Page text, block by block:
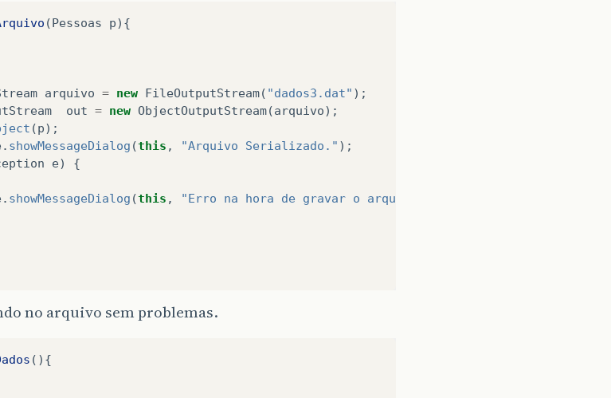
(Pessoas p){
arquivo = new FileOutputStream( "dados3.dat" );
out = new ObjectOutputStream(arquivo);
(p);
. showMessageDialog (this , "Arquivo Serializado." );
e) {
. showMessageDialog (this , "Erro na hora de gravar o arquivo"
no arquivo sem problemas.
(){